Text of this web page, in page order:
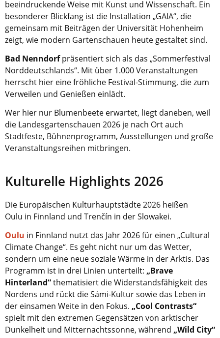
beeindruckende Weise mit Kunst und Wissenschaft. Ein
besonderer Blickfang ist die Installation „GAIA“, die
gemeinsam mit Beiträgen der Universität Hohenheim
zeigt, wie modern Gartenschauen heute gestaltet sind.
Bad Nenndorfpräsentiert sich als das „Sommerfestival
Norddeutschlands“. Mit über 1.000 Veranstaltungen
herrscht hier eine fröhliche Festival-Stimmung, die zum
Verweilen und Genießen einlädt.
Wer hier nur Blumenbeete erwartet, liegt daneben, weil
die Landesgartenschauen 2026 je nach Ort auch
Stadtfeste, Bühnenprogramm, Ausstellungen und große
Veranstaltungsreihen mitbringen.
Kulturelle Highlights 2026
Die Europäischen Kulturhauptstädte 2026 heißen
Oulu in Finnland und Trenčín in der Slowakei.
Oulu in Finnland nutzt das Jahr 2026 für einen „Cultural
Climate Change“. Es geht nicht nur um das Wetter,
sondern um eine neue soziale Wärme in der Arktis. Das
Programm ist in drei Linien unterteilt: „Brave
Hinterland“thematisiert die Widerstandsfähigkeit des
Nordens und rückt die Sámi-Kultur sowie das Leben in
der einsamen Weite in den Fokus. „Cool Contrasts“
spielt mit den extremen Gegensätzen von arktischer
Dunkelheit und Mitternachtssonne, während „Wild City“